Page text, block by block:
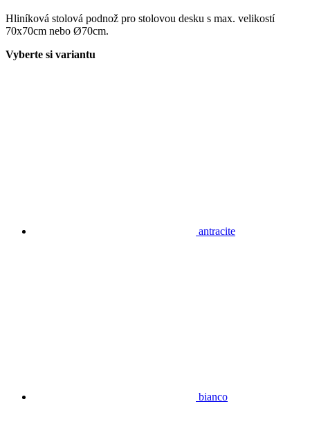
Hliníková stolová podnož pro stolovou desku s max. velikostí
70x70cm nebo Ø70cm.
Vyberte si variantu
antracite
bianco